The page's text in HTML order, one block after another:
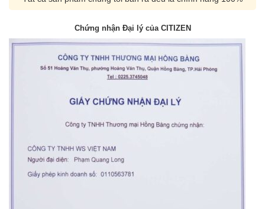
Chứng nhận Đại lý của CITIZEN